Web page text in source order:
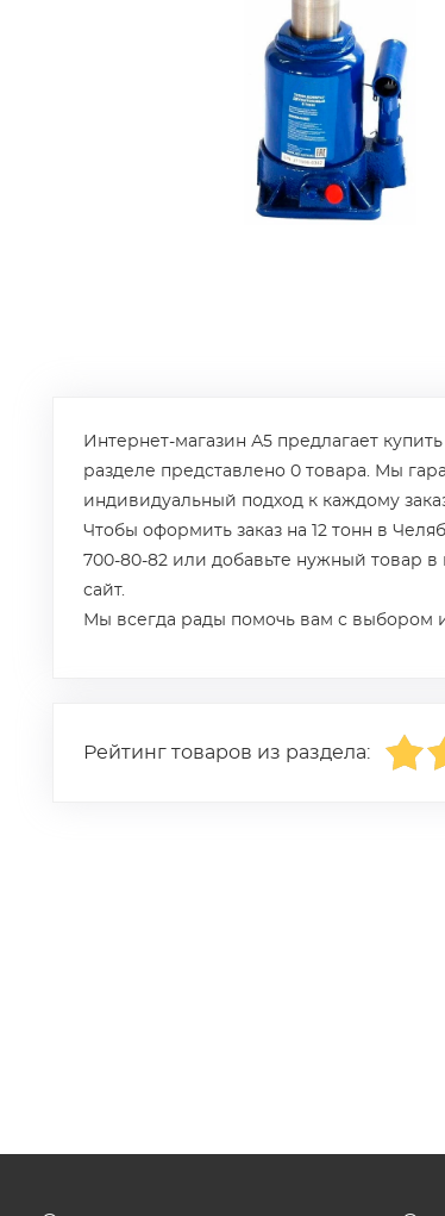
Интернет-магазин А5 предлагает
разделе представлено 0 товара. Мы
индивидуальный подход к каждому
Чтобы оформить заказ на 12 тонн в
700-80-82 или добавьте нужный товар
сайт.
Мы всегда рады помочь вам с выбором
Рейтинг товаров из раздела: